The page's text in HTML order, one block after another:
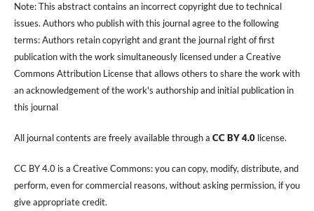
Note: This abstract contains an incorrect copyright due to technical
issues. Authors who publish with this journal agree to the following
terms: Authors retain copyright and grant the journal right of first
publication with the work simultaneously licensed under a Creative
Commons Attribution License that allows others to share the work with
an acknowledgement of the work's authorship and initial publication in
this journal
All journal contents are freely available through a CC BY 4.0license.
CC BY 4.0 is a Creative Commons: you can copy, modify, distribute, and
perform, even for commercial reasons, without asking permission, if you
give appropriate credit.